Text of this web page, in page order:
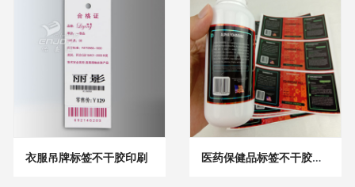
衣服吊牌标签不干胶印刷 医药保健品标签不干胶印刷